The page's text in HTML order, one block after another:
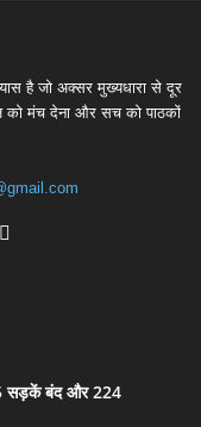
है जो अक्सर मुख्यधारा से दूर
को मंच देना और सच को पाठकों
सड़कें बंद और 224